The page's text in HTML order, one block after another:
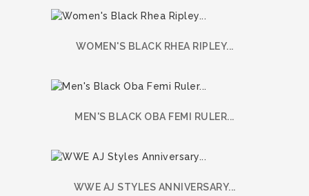
WOMEN'S BLACK RHEA RIPLEY...
MEN'S BLACK OBA FEMI RULER...
WWE AJ STYLES ANNIVERSARY...